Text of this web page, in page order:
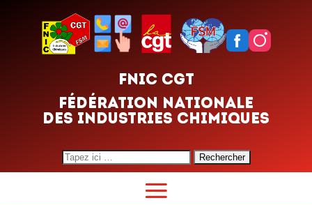
FNIC CGT
FÉDÉRATION NATIONALE
DES INDUSTRIES CHIMIQUES
Search
for: